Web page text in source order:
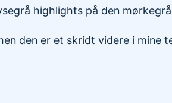
highlights på den
den er et skridt videre i mine